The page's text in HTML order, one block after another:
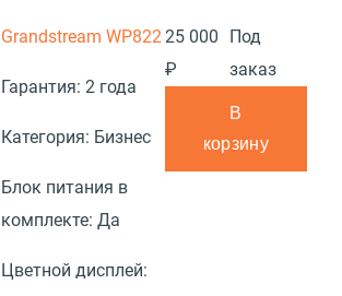
Grandstream WP822
Гарантия: 2 года
Категория: Бизнес
Блок питания в
комплекте: Да
Цветной дисплей:
25 000
₽
Под
заказ
В
корзину